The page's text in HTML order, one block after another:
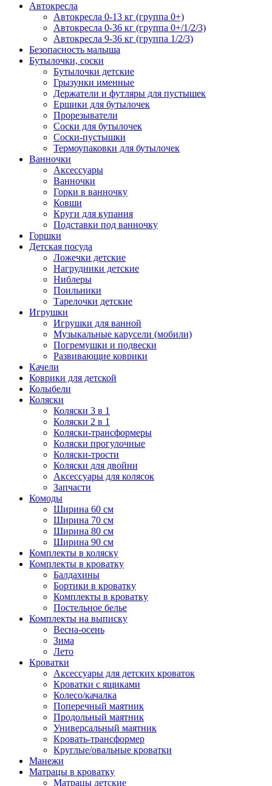
Автокресла
Автокресла 0-13 кг (группа 0+)
Автокресла 0-36 кг (группа 0+/1/2/3)
Автокресла 9-36 кг (группа 1/2/3)
Безопасность малыша
Бутылочки, соски
Бутылочки детские
Грызунки именные
Держатели и футляры для пустышек
Ершики для бутылочек
Прорезыватели
Соски для бутылочек
Соски-пустышки
Термоупаковки для бутылочек
Ванночки
Аксессуары
Ванночки
Горки в ванночку
Ковши
Круги для купания
Подставки под ванночку
Горшки
Детская посуда
Ложечки детские
Нагрудники детские
Ниблеры
Поильники
Тарелочки детские
Игрушки
Игрушки для ванной
Музыкальные карусели (мобили)
Погремушки и подвески
Развивающие коврики
Качели
Коврики для детской
Колыбели
Коляски
Коляски 3 в 1
Коляски 2 в 1
Коляски-трансформеры
Коляски прогулочные
Коляски-трости
Коляски для двойни
Аксессуары для колясок
Запчасти
Комоды
Ширина 60 см
Ширина 70 см
Ширина 80 см
Ширина 90 см
Комплекты в коляску
Комплекты в кроватку
Балдахины
Бортики в кроватку
Комплекты в кроватку
Постельное белье
Комплекты на выписку
Весна-осень
Зима
Лето
Кроватки
Аксессуары для детских кроваток
Кроватки с ящиками
Колесо/качалка
Поперечный маятник
Продольный маятник
Универсальный маятник
Кровать-трансформер
Круглые/овальные кроватки
Манежи
Матрацы в кроватку
Матрацы детские